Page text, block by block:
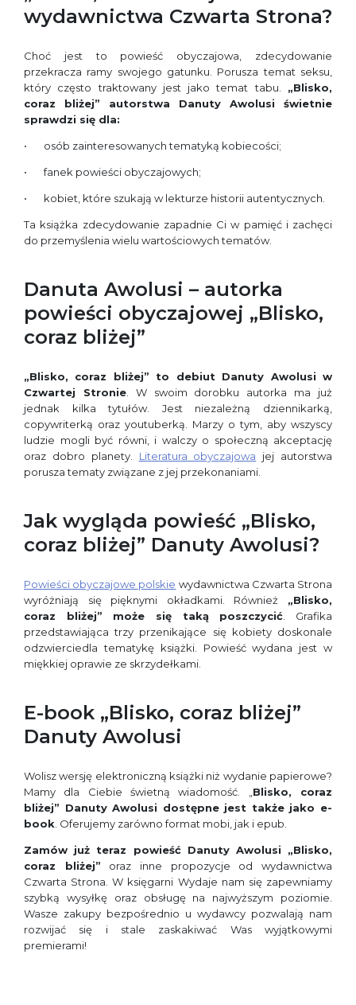
wydawnictwa Czwarta Strona?
Choć jest to powieść obyczajowa, zdecydowanie
przekracza ramy swojego gatunku. Porusza temat seksu,
który często traktowany jest jako temat tabu. „Blisko,
coraz bliżej” autorstwa Danuty Awolusi świetnie
sprawdzi się dla:
osób zainteresowanych tematyką kobiecości;
fanek powieści obyczajowych;
kobiet, które szukają w lekturze historii autentycznych.
Ta książka zdecydowanie zapadnie Ci w pamięć i zachęci
do przemyślenia wielu wartościowych tematów.
Danuta Awolusi – autorka
powieści obyczajowej „Blisko,
coraz bliżej”
„Blisko, coraz bliżej” to debiut Danuty Awolusi w
Czwartej Stronie. W swoim dorobku autorka ma już
jednak kilka tytułów. Jest niezależną dziennikarką,
copywriterką oraz youtuberką. Marzy o tym, aby wszyscy
ludzie mogli być równi, i walczy o społeczną akceptację
oraz dobro planety. Literatura obyczajowa jej autorstwa
porusza tematy związane z jej przekonaniami.
Jak wygląda powieść „Blisko,
coraz bliżej” Danuty Awolusi?
Powieści obyczajowe polskie wydawnictwa Czwarta Strona
wyróżniają się pięknymi okładkami. Również „Blisko,
coraz bliżej” może się taką poszczycić . Grafika
przedstawiająca trzy przenikające się kobiety doskonale
odzwierciedla tematykę książki. Powieść wydana jest w
miękkiej oprawie ze skrzydełkami.
E-book „Blisko, coraz bliżej”
Danuty Awolusi
Wolisz wersję elektroniczną książki niż wydanie papierowe?
Mamy dla Ciebie świetną wiadomość. „ Blisko, coraz
bliżej” Danuty Awolusi dostępne jest także jako e-
book . Oferujemy zarówno format mobi, jak i epub.
Zamów już teraz powieść Danuty Awolusi „Blisko,
coraz bliżej” oraz inne propozycje od wydawnictwa
Czwarta Strona. W księgarni Wydaje nam się zapewniamy
szybką wysyłkę oraz obsługę na najwyższym poziomie.
Wasze zakupy bezpośrednio u wydawcy pozwalają nam
rozwijać się i stale zaskakiwać Was wyjątkowymi
premierami!